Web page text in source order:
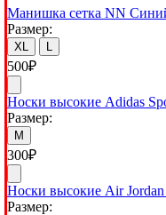
Манишка сетка NN
Размер:
XL
500₽
Носки высокие Adidas
Размер:
M
300₽
Носки высокие Air
Размер: